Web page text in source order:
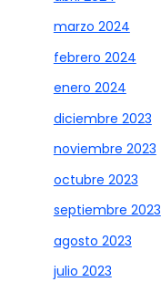
marzo 2024
febrero 2024
enero 2024
diciembre 2023
noviembre 2023
octubre 2023
septiembre 2023
agosto 2023
julio 2023